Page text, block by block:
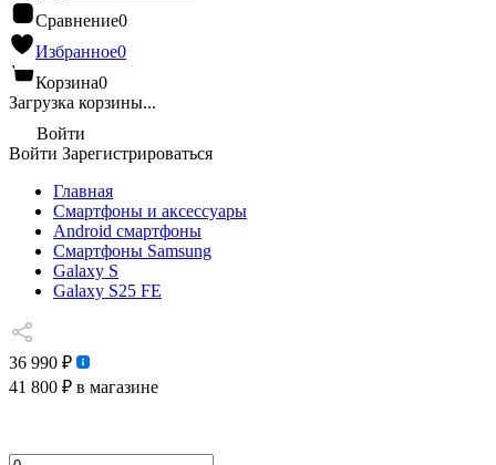
Сравнение0
Избранное0
Корзина0
Загрузка корзины...
Войти
Войти Зарегистрироваться
Главная
Смартфоны и аксессуары
Android cмартфоны
Смартфоны Samsung
Galaxy S
Galaxy S25 FE
36 990 ₽
41 800 ₽ в магазине